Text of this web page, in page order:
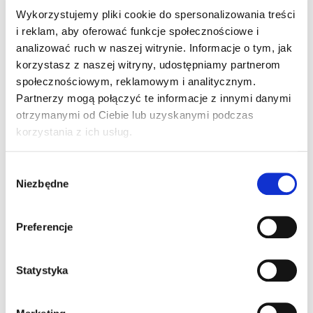
Wykorzystujemy pliki cookie do spersonalizowania treści
i reklam, aby oferować funkcje społecznościowe i
analizować ruch w naszej witrynie. Informacje o tym, jak
korzystasz z naszej witryny, udostępniamy partnerom
społecznościowym, reklamowym i analitycznym.
Partnerzy mogą połączyć te informacje z innymi danymi
otrzymanymi od Ciebie lub uzyskanymi podczas
korzystania z ich usług.
zgody
Niezbędne
Preferencje
Statystyka
teoretycznych na kursie prawa jazdy. Idealny zestaw do
samodzielnej nauki w domu. Dajemy gwarancje
aktualnych pytań oraz obowiązujących przepisów.
Każda zmiana przepisów i aktualizacja w bazie pytań
Ministerstwa Infrastruktury powoduje natychmiastową
aktualizacje w naszych testach.
W SKŁAD PAKIETU WCHODZI
90-dniowy dostęp do najlepszego w Polsce
teoretycznego kursu internetowego dla kandydatów
90-dniowy dostęp do wszystkich pytań z